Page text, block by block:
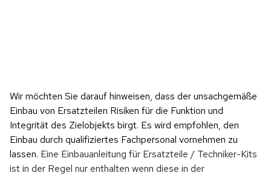
Wir möchten Sie darauf hinweisen, dass der unsachgemäße
Einbau von Ersatzteilen Risiken für die Funktion und
Integrität des Zielobjekts birgt. Es wird empfohlen, den
Einbau durch qualifiziertes Fachpersonal vornehmen zu
lassen. Eine Einbauanleitung für Ersatzteile / Techniker-Kits
ist in der Regel nur enthalten wenn diese in der